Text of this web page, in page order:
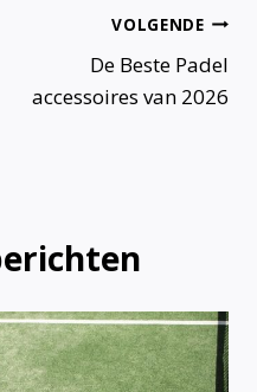
VOLGENDE
De Beste Padel
accessoires van 2026